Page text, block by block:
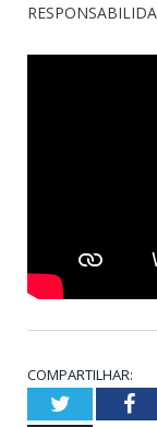
COMPARTILHAR:
Twitter